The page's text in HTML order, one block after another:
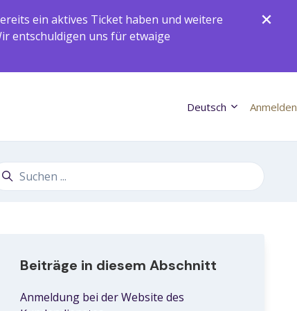
ein aktives Ticket haben und weitere
entschuldigen uns für etwaige
Deutsch Anmelden
Beiträge in diesem Abschnitt
Anmeldung bei der Website des